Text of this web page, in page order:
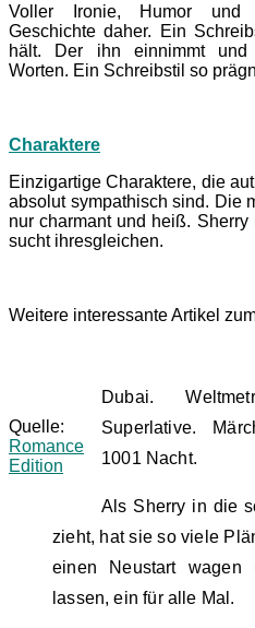
Voller Ironie, Humor und
Geschichte daher. Ein
hält. Der ihn einnimmt und
Worten. Ein Schreibstil so
Charaktere
Einzigartige Charaktere, die
absolut sympathisch sind. Die
nur charmant und heiß.
sucht ihresgleichen.
Weitere interessante Artikel
Quelle:
Romance
Edition
Dubai.
Superlative.
1001 Nacht.
Als Sherry in die
zieht, hat sie so viele
einen Neustart
lassen, ein für alle Mal.